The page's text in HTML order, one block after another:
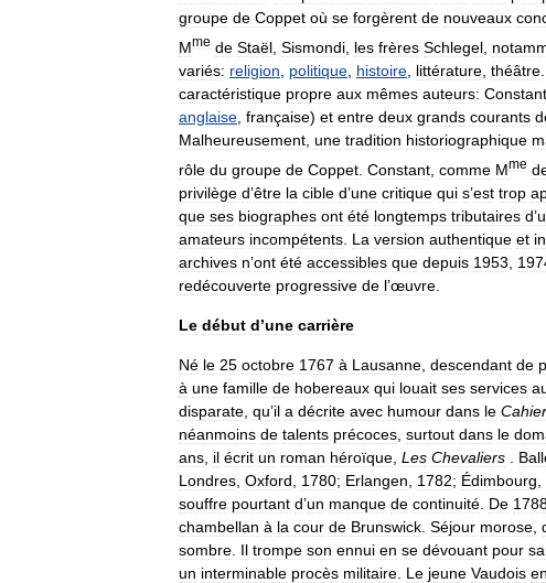
groupe de Coppet où se forgèrent de nouveaux
Mme de Staël Sismondi les frères Schlegel
variés: religion politique histoire littérature théâtre
caractéristique propre aux mêmes auteurs: Constant
anglaise française) et entre deux grands courants
Malheureusement une tradition historiographique
rôle du groupe de Coppet Constant comme Mme
privilège d’être la cible d’une critique qui s’est trop
que ses biographes ont été longtemps tributaires d’
amateurs incompétents La version authentique et
archives n’ont été accessibles que depuis 1953
redécouverte progressive de l’œuvre
Le début d’une carrière
Né le 25 octobre 1767 à Lausanne descendant de
à une famille de hobereaux qui louait ses services
disparate qu’il a décrite avec humour dans le Cahier
néanmoins de talents précoces surtout dans le
ans il écrit un roman héroïque Les Chevaliers
Londres Oxford 1780; Erlangen 1782; Édimbourg
souffre pourtant d’un manque de continuité De
chambellan à la cour de Brunswick Séjour morose
sombre Il trompe son ennui en se dévouant pour
un interminable procès militaire Le jeune Vaudois en